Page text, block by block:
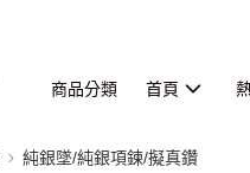
商品分類 首頁
純銀墜/純銀項鍊/擬真鑽